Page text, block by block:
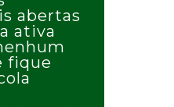
abertas
ativa
fique